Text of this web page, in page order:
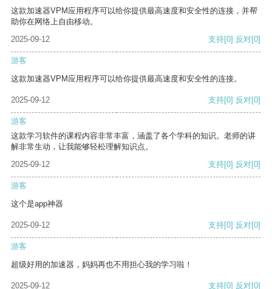
这款加速器VPM应用程序可以给你提供最高速度和安全性的连接，并帮
助你在网络上自由移动。
2025-09-12
支持[0] 反对[0]
游客
这款加速器VPM应用程序可以给你提供最高速度和安全性的连接。
2025-09-12 支持[0] 反对[0]
游客
这款学习软件的课程内容非常丰富，涵盖了各个学科的知识。老师的讲
解非常生动，让我能够轻松理解知识点。
2025-09-12
支持[0] 反对[0]
游客
这个是app神器
2025-09-12 支持[0] 反对[0]
游客
超级好用的加速器，妈妈再也不用担心我的学习啦！
2025-09-12 支持[0] 反对[0]